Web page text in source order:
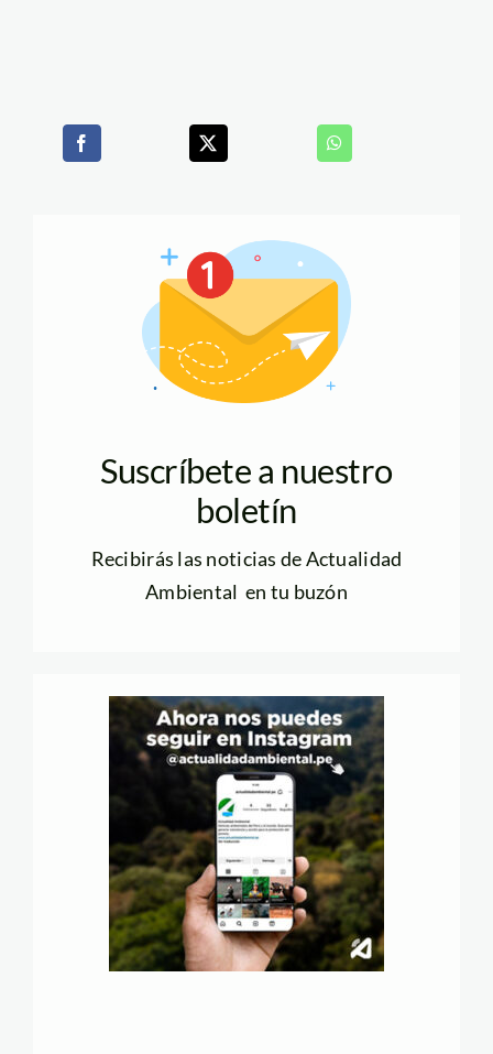
Suscríbete a nuestro
boletín
Recibirás las noticias de Actualidad
Ambiental en tu buzón